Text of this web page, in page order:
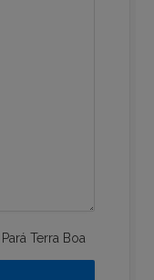
Terra Boa